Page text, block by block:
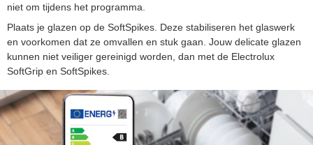
niet om tijdens het programma.
Plaats je glazen op de SoftSpikes. Deze stabiliseren het glaswerk
en voorkomen dat ze omvallen en stuk gaan. Jouw delicate glazen
kunnen niet veiliger gereinigd worden, dan met de Electrolux
SoftGrip en SoftSpikes.